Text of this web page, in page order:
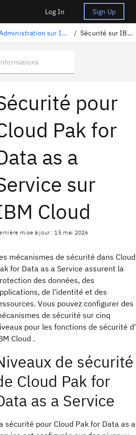
Log In Sign Up
Administration sur IBM Cloud / Sécurité sur IBM Cloud
pour
Pak for
as a
sur
Cloud
mise à jour : 15 mai 2026
mécanismes de sécurité dans Cloud
for Data as a Service assurent la
des données, des
de l'identité et des
Vous pouvez configurer des
de sécurité sur cinq
pour les fonctions de sécurité d'
Cloud .
de sécurité
Cloud Pak for
as a Service
sécurité pour Cloud Pak for Data as a